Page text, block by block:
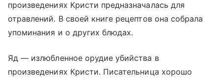
произведениях Кристи предназначалась для
отравлений. В своей книге рецептов она собрала
упоминания и о других блюдах.
Яд — излюбленное орудие убийства в
произведениях Кристи. Писательница хорошо